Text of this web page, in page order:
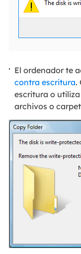
El ordenador te
contra escritura.
escritura o
archivos o